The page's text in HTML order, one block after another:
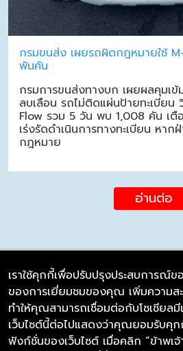
กรมขนส่ง เผยรถผิดกฎหมายใช้
พันคัน
กรมการขนส่งทางบก เผยผลคุมเ
ลบเลือน รถไม่ติดแผ่นป้ายทะเบียน
Flow รวม 5 วัน พบ 1,008 คัน เตื
เร่งรัดดำเนินการทางทะเบียน หา
กฎหมาย
อ่านต่อ
บริษัท ซิมลิงค์ จำกัด
98/226 Bangrakyai-Baanmai Road,
Bangyai, Nonthaburi 11140
เราใช้คุกกี้เพื่อปรับปรุงประสบการณ์ข
ของการเยี่ยมชมของคุณ เพิ่มความส
ทำให้คุณสามารถเชื่อมต่อกับโซเชียล
เว็บไซต์นี้ต่อไปแสดงว่าคุณยอมรับคุก
ฟังก์ชั่นของเว็บไซต์ เมื่อคลิก “ข้าพเ